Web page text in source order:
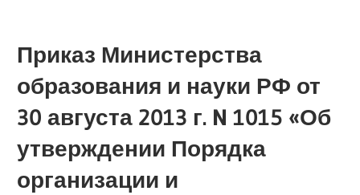
Приказ Министерства
образования и науки РФ от
30 августа 2013 г. N 1015 «Об
утверждении Порядка
организации и